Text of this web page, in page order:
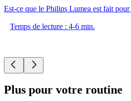
Est-ce que le Philips Lumea est fait pour
Temps de lecture : 4-6 min.
Plus pour votre routine